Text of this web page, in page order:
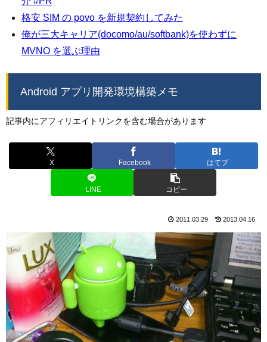
格安 SIM の povo を新規契約してみた
俺が三大キャリア(docomo/au/softbank)を使わずに
MVNO を選ぶ理由
Android アプリ開発環境構築メモ
記事内にアフィリエイトリンクを含む場合があります
X Facebook はてブ
LINE コピー
2011.03.29 2013.04.16